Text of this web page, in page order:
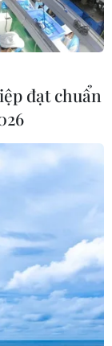
đạt chuẩn